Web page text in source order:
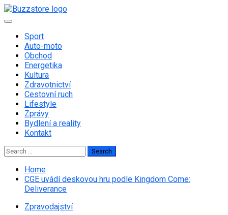
Skip
to
Primary
Sport
Auto-moto
Obchod
Energetika
Kultura
Zdravotnictví
Cestovní ruch
Lifestyle
Zprávy
Bydlení a reality
Kontakt
Search
for:
Home
CGE uvádí deskovou hru podle Kingdom Come:
Deliverance
Zpravodajství